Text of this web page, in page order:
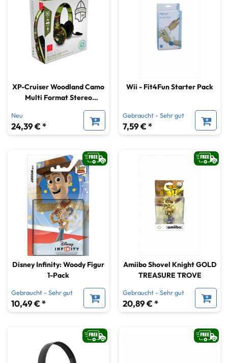
XP-Cruiser Woodland Camo
Multi Format Stereo
Gaming Headset
Neu
24,39 € *
Wii - Fit4Fun Starter Pack
Gebraucht - Sehr gut
7,59 € *
Disney Infinity: Woody Figur
1-Pack
Gebraucht - Sehr gut
10,49 € *
Amiibo Shovel Knight GOLD
TREASURE TROVE
Gebraucht - Sehr gut
20,89 € *